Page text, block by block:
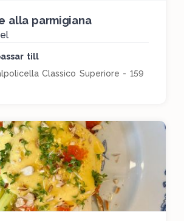
alla parmigiana
till
Classico Superiore - 159